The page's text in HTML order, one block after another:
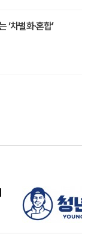
차별화·혼합’